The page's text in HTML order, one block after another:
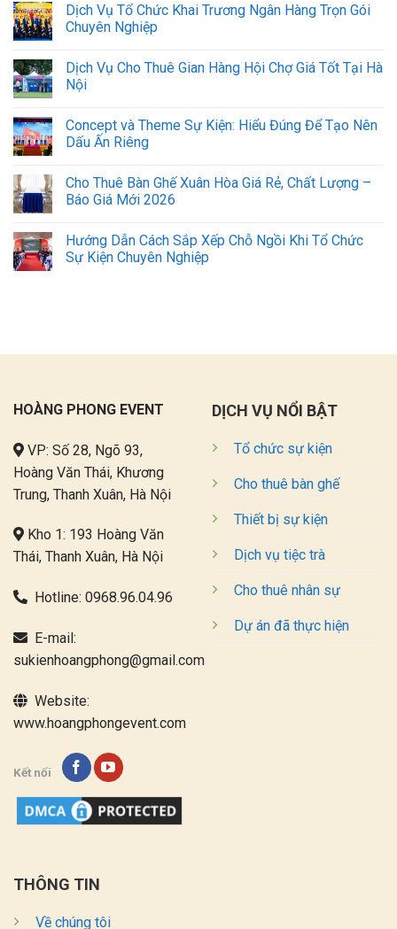
Dịch Vụ Tổ Chức Khai Trương Ngân Hàng Trọn Gói
Chuyên Nghiệp
Dịch Vụ Cho Thuê Gian Hàng Hội Chợ Giá Tốt Tại Hà
Nội
Concept và Theme Sự Kiện: Hiểu Đúng Để Tạo Nên
Dấu Ấn Riêng
Cho Thuê Bàn Ghế Xuân Hòa Giá Rẻ, Chất Lượng –
Báo Giá Mới 2026
Hướng Dẫn Cách Sắp Xếp Chỗ Ngồi Khi Tổ Chức
Sự Kiện Chuyên Nghiệp
HOÀNG PHONG EVENT
VP: Số 28, Ngõ 93,
Hoàng Văn Thái, Khương
Trung, Thanh Xuân, Hà Nội
Kho 1: 193 Hoàng Văn
Thái, Thanh Xuân, Hà Nội
Hotline: 0968.96.04.96
E-mail:
sukienhoangphong@gmail.com
Website:
www.hoangphongevent.com
Kết nối
DỊCH VỤ NỔI BẬT
Tổ chức sự kiện
Cho thuê bàn ghế
Thiết bị sự kiện
Dịch vụ tiệc trà
Cho thuê nhân sự
Dự án đã thực hiện
THÔNG TIN
Về chúng tôi